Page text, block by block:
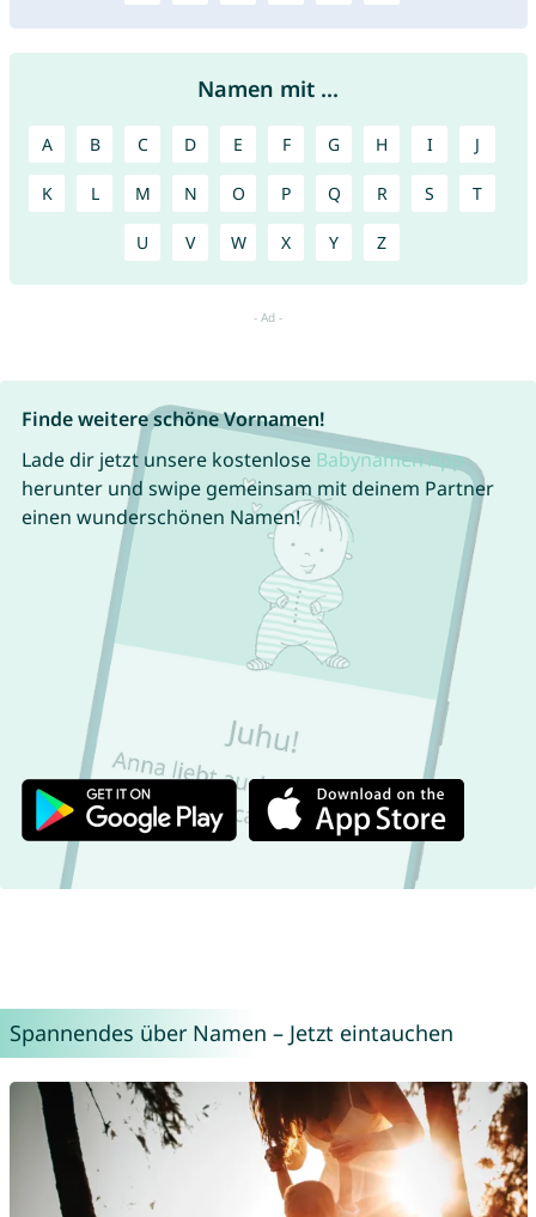
Namen mit ...
A B C D E F G H I J
K L M N O P Q R S T
U V W X Y Z
Finde weitere schöne Vornamen!
Lade dir jetzt unsere kostenlose Babynamen App
herunter und swipe gemeinsam mit deinem Partner
einen wunderschönen Namen!
Spannendes über Namen – Jetzt eintauchen